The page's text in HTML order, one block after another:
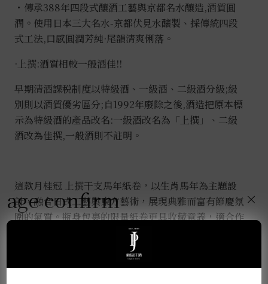
・傳承388年四段式釀酒工藝與京都名水釀造,酒質圓
潤。使用日本三大名水-京都伏見水釀製、採傳統四段
式工法,口感圓潤芳純·尾韻清爽俐落。
·上撰:酒質相較一般酒佳!!
早期清酒課税制度以特級酒、一級酒、二級酒分級;級
別則以酒質優劣區分;自1992年廢除之後,酒造把原本標
示為特級酒的產品改名:一級酒改名為「上撰」、二級
酒改為佳撰,一般酒則不註明。
這款月桂冠 上撰干支馬年紙卷 ，以生肖馬年為主題設
計，融合日式工藝與東方藝術，展現典雅而富有節慶氛
圍的氣質。瓶身包裹的限量紙卷更具收藏意義，適合作
為新春禮贈，亦能彰顯獨特品味。
，帶來米香醇厚、口感圓潤順滑，尾韻
清爽怡人，是典雅與祝福兼具的高端佳釀。
age confirm ×